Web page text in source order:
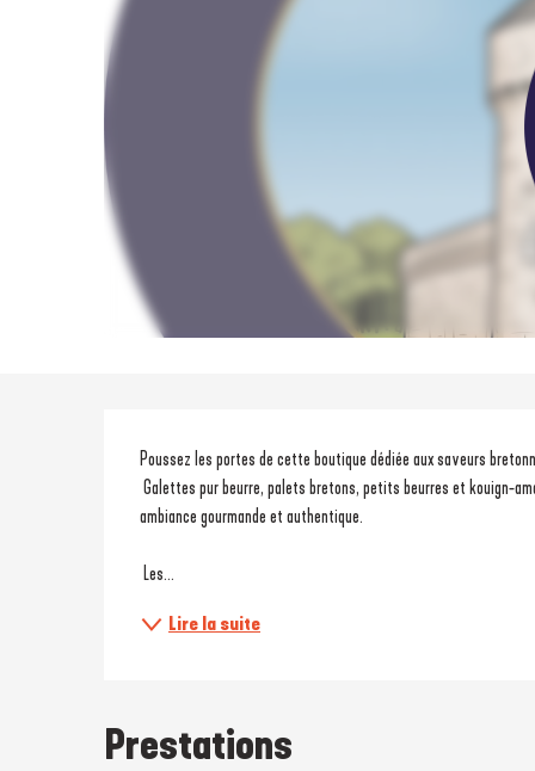
Description
Poussez les portes de cette boutique dédiée aux saveurs
Galettes pur beurre, palets bretons, petits beurres et kouign-amann côtoient les grands classiques de la gastronomie régionale dans une
ambiance gourmande et authentique.
Les...
Lire la suite
Prestations